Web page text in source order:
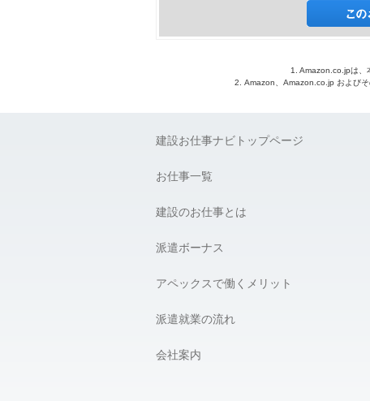
1. Amazon.co.jpは、
2. Amazon、Amazon.co.jp および
建設お仕事ナビトップページ
お仕事一覧
建設のお仕事とは
派遣ボーナス
アペックスで働くメリット
派遣就業の流れ
会社案内